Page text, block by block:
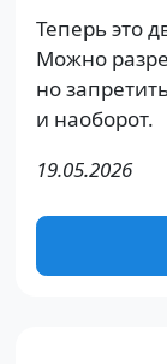
Теперь это
Можно
но
и наоборот.
19.05.2026